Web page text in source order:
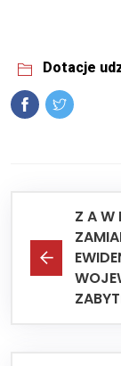
Dotacje
Z A W